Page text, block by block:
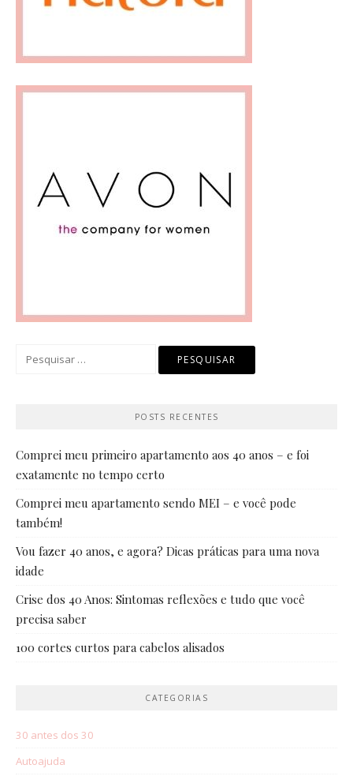
POSTS RECENTES
Comprei meu primeiro apartamento aos 40 anos – e foi
exatamente no tempo certo
Comprei meu apartamento sendo MEI – e você pode
também!
Vou fazer 40 anos, e agora? Dicas práticas para uma nova
idade
Crise dos 40 Anos: Sintomas reflexões e tudo que você
precisa saber
100 cortes curtos para cabelos alisados
CATEGORIAS
30 antes dos 30
Autoajuda